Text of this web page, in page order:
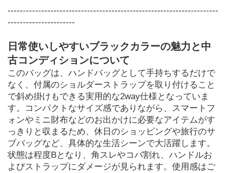
---------------------------------------------------------------------
----------------------
日常使いしやすいブラックカラーの魅力と中
古コンディションについて
このバッグは、ハンドバッグとして手持ちするだけで
なく、付属のショルダーストラップを取り付けること
で斜め掛けもできる実用的な2way仕様となっていま
す。コンパクトなサイズ感でありながら、スマートフ
ォンやミニ財布などのお出かけに必要なアイテムがす
っきりと収まるため、休日のショッピングや旅行のサ
ブバッグなど、具体的な生活シーンで大活躍します。
状態は程度Bとなり、角スレやコバ割れ、ハンドルお
よびストラップにダメージが見られます。使用感はご